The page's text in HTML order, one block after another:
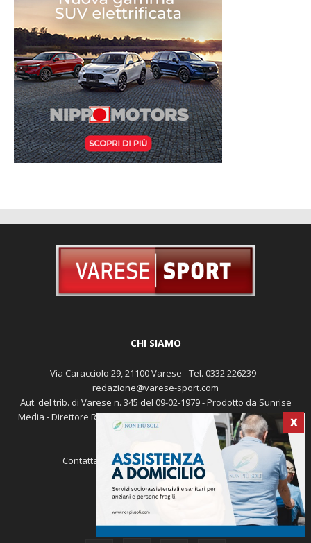
X
CHI SIAMO
Via Caracciolo 29, 21100 Varese - Tel. 0332 226239 -
redazione@varese-sport.com
Aut. del trib. di Varese n. 345 del 09-02-1979 - Prodotto da Sunrise
Media - Direttore Responsabile: Michele Marocco -Cookie policy
Pubblicità
Contattaci: redazione@varese-sport.com
SEGUICI